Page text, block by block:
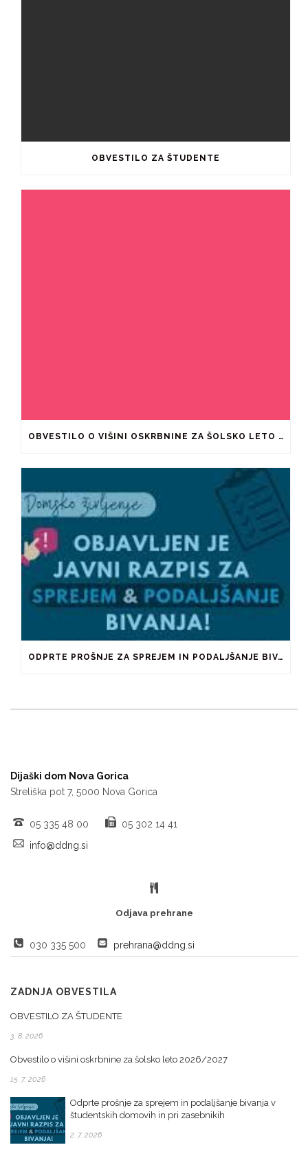
OBVESTILO ZA ŠTUDENTE
OBVESTILO O VIŠINI OSKRBNINE ZA ŠOLSKO LETO 2026/2027
ODPRTE PROŠNJE ZA SPREJEM IN PODALJŠANJE BIVANJA V ŠTUDENTSKIH DOMOVIH IN PRI ZASEBNIKIH
Dijaški dom Nova Gorica
Streliška pot 7, 5000 Nova Gorica
05 335 48 00
05 302 14 41
info@ddng.si
Odjava prehrane
030 335 500 prehrana@ddng.si
ZADNJA OBVESTILA
OBVESTILO ZA ŠTUDENTE
3. 8. 2026
Obvestilo o višini oskrbnine za šolsko leto 2026/2027
15. 7. 2026
Odprte prošnje za sprejem in podaljšanje bivanja v
študentskih domovih in pri zasebnikih
2. 7. 2026